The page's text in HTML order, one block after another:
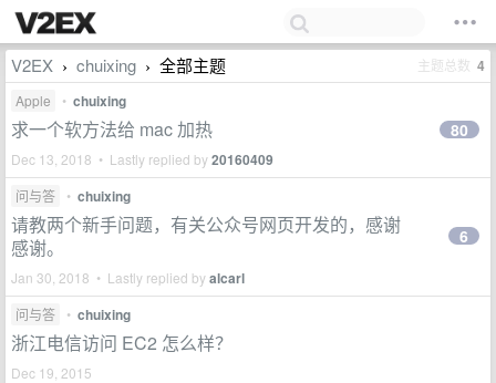
V2EX › chuixing › 全部主题 主题总数 4
Apple • chuixing
求一个软方法给 mac 加热
Dec 13, 2018 • Lastly replied by20160409
80
问与答 • chuixing
请教两个新手问题，有关公众号网页开发的，感谢
感谢。
Jan 30, 2018 • Lastly replied byalcarl
6
问与答 • chuixing
浙江电信访问 EC2 怎么样？
Dec 19, 2015